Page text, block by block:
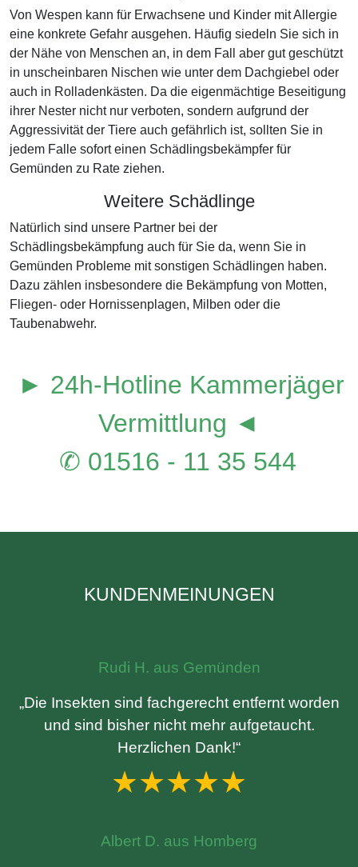
Von Wespen kann für Erwachsene und Kinder mit Allergie
eine konkrete Gefahr ausgehen. Häufig siedeln Sie sich in
der Nähe von Menschen an, in dem Fall aber gut geschützt
in unscheinbaren Nischen wie unter dem Dachgiebel oder
auch in Rolladenkästen. Da die eigenmächtige Beseitigung
ihrer Nester nicht nur verboten, sondern aufgrund der
Aggressivität der Tiere auch gefährlich ist, sollten Sie in
jedem Falle sofort einen Schädlingsbekämpfer für
Gemünden zu Rate ziehen.
Weitere Schädlinge
Natürlich sind unsere Partner bei der
Schädlingsbekämpfung auch für Sie da, wenn Sie in
Gemünden Probleme mit sonstigen Schädlingen haben.
Dazu zählen insbesondere die Bekämpfung von Motten,
Fliegen- oder Hornissenplagen, Milben oder die
Taubenabwehr.
► 24h-Hotline Kammerjäger
Vermittlung ◄
✆ 01516 - 11 35 544
KUNDENMEINUNGEN
Rudi H. aus Gemünden
„Die Insekten sind fachgerecht entfernt worden
und sind bisher nicht mehr aufgetaucht.
Herzlichen Dank!“
★★★★★
Albert D. aus Homberg